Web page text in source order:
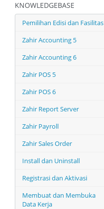
KNOWLEDGEBASE
Pemilihan Edisi dan Fasilitas
Zahir Accounting 5
Zahir Accounting 6
Zahir POS 5
Zahir POS 6
Zahir Report Server
Zahir Payroll
Zahir Sales Order
Install dan Uninstall
Registrasi dan Aktivasi
Membuat dan Membuka
Data Kerja